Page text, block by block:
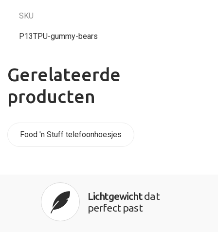
SKU
P13TPU-gummy-bears
Gerelateerde
producten
Food 'n Stuff telefoonhoesjes
Lichtgewichtdat
perfect past